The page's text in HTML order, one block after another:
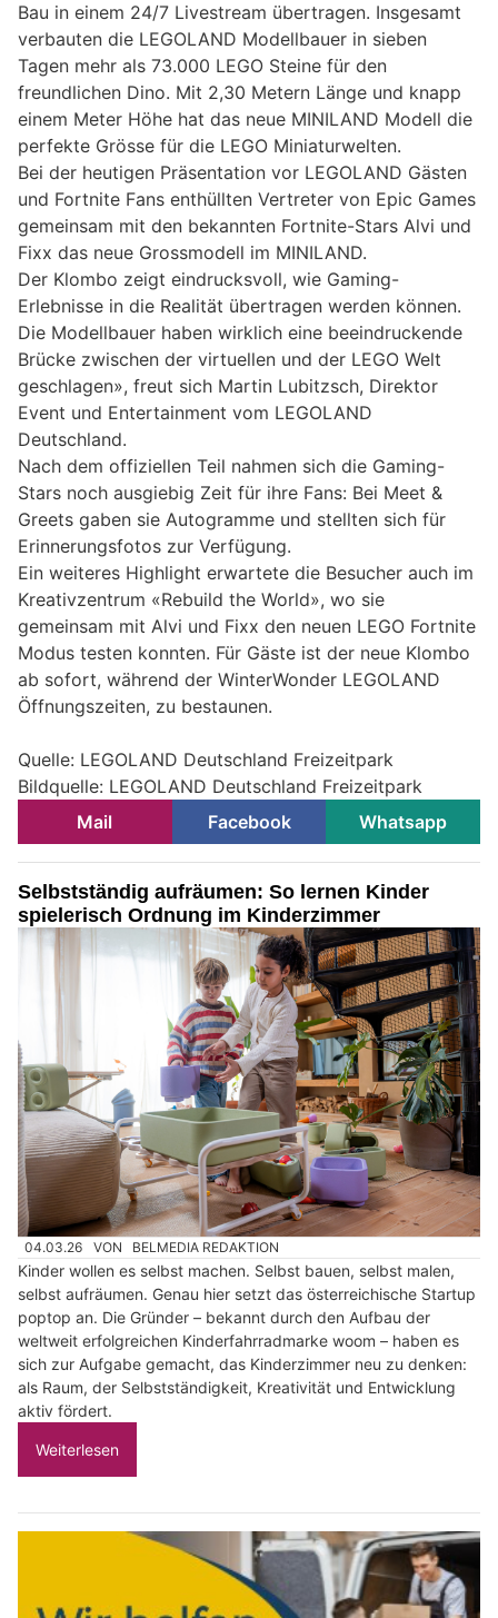
Bau in einem 24/7 Livestream übertragen. Insgesamt
verbauten die LEGOLAND Modellbauer in sieben
Tagen mehr als 73.000 LEGO Steine für den
freundlichen Dino. Mit 2,30 Metern Länge und knapp
einem Meter Höhe hat das neue MINILAND Modell die
perfekte Grösse für die LEGO Miniaturwelten.
Bei der heutigen Präsentation vor LEGOLAND Gästen
und Fortnite Fans enthüllten Vertreter von Epic Games
gemeinsam mit den bekannten Fortnite-Stars Alvi und
Fixx das neue Grossmodell im MINILAND.
Der Klombo zeigt eindrucksvoll, wie Gaming-
Erlebnisse in die Realität übertragen werden können.
Die Modellbauer haben wirklich eine beeindruckende
Brücke zwischen der virtuellen und der LEGO Welt
geschlagen», freut sich Martin Lubitzsch, Direktor
Event und Entertainment vom LEGOLAND
Deutschland.
Nach dem offiziellen Teil nahmen sich die Gaming-
Stars noch ausgiebig Zeit für ihre Fans: Bei Meet &
Greets gaben sie Autogramme und stellten sich für
Erinnerungsfotos zur Verfügung.
Ein weiteres Highlight erwartete die Besucher auch im
Kreativzentrum «Rebuild the World», wo sie
gemeinsam mit Alvi und Fixx den neuen LEGO Fortnite
Modus testen konnten. Für Gäste ist der neue Klombo
ab sofort, während der WinterWonder LEGOLAND
Öffnungszeiten, zu bestaunen.
Quelle: LEGOLAND Deutschland Freizeitpark
Bildquelle: LEGOLAND Deutschland Freizeitpark
Mail
Facebook Whatsapp
Selbstständig aufräumen: So lernen Kinder
spielerisch Ordnung im Kinderzimmer
04.03.26 VON BELMEDIA REDAKTION
Kinder wollen es selbst machen. Selbst bauen, selbst malen,
selbst aufräumen. Genau hier setzt das österreichische Startup
poptop an. Die Gründer – bekannt durch den Aufbau der
weltweit erfolgreichen Kinderfahrradmarke woom – haben es
sich zur Aufgabe gemacht, das Kinderzimmer neu zu denken:
als Raum, der Selbstständigkeit, Kreativität und Entwicklung
aktiv fördert.
Weiterlesen